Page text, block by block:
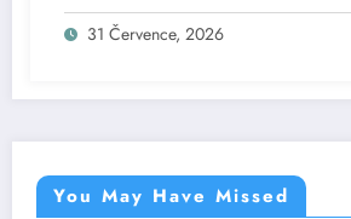
31 Července, 2026
You May Have Missed